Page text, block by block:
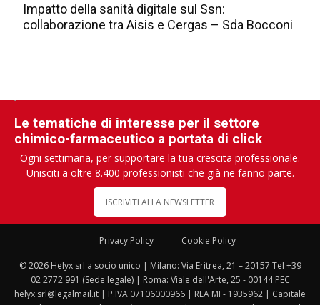
Impatto della sanità digitale sul Ssn:
collaborazione tra Aisis e Cergas – Sda Bocconi
Le tematiche di interesse per il settore
chimico-farmaceutico a portata di click
Ogni settimana, per supportare la tua crescita professionale.
Unisciti a oltre 8.400 professionisti che già ne fanno parte.
ISCRIVITI ALLA NEWSLETTER
Privacy Policy Cookie Policy
© 2026 Helyx srl a socio unico | Milano: Via Eritrea, 21 – 20157 Tel +39
02 2772 991 (Sede legale) | Roma: Viale dell'Arte, 25 - 00144 PEC
helyx.srl@legalmail.it | P.IVA 07106000966 | REA MI - 1935962 | Capitale